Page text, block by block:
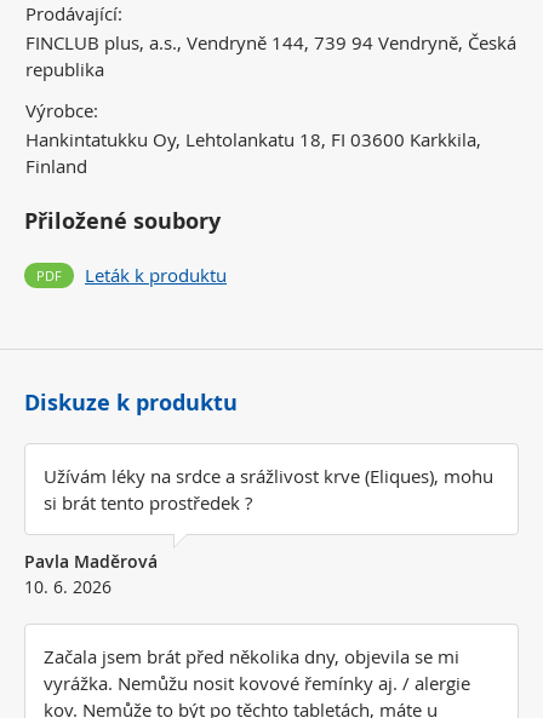
Prodávající:
FINCLUB plus, a.s., Vendryně 144, 739 94 Vendryně, Česká
republika
Výrobce:
Hankintatukku Oy, Lehtolankatu 18, FI 03600 Karkkila,
Finland
Přiložené soubory
Leták k produktu
Diskuze k produktu
Užívám léky na srdce a srážlivost krve (Eliques), mohu
si brát tento prostředek ?
Pavla Maděrová
10. 6. 2026
Začala jsem brát před několika dny, objevila se mi
vyrážka. Nemůžu nosit kovové řemínky aj. / alergie
kov. Nemůže to být po těchto tabletách, máte u